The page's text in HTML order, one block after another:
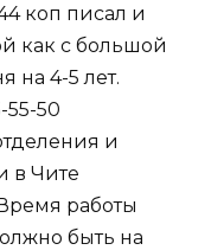
коп писал и
как с большой
на 4-5 лет.
55-50
и
в Чите
работы
быть на